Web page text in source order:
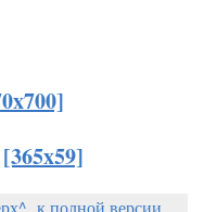
[365x59]